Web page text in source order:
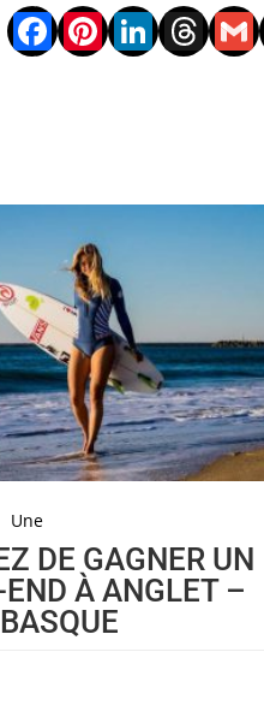
Facebook
Pinterest
Une
DE GAGNER UN
END À ANGLET –